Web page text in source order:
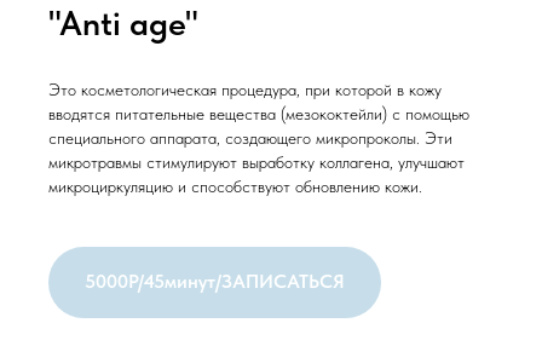
"Anti age"
Это косметологическая процедура, при которой в кожу
вводятся питательные вещества (мезококтейли) с помощью
специального аппарата, создающего микропроколы. Эти
микротравмы стимулируют выработку коллагена, улучшают
микроциркуляцию и способствуют обновлению кожи.
5000Р/45минут/ЗАПИСАТЬСЯ